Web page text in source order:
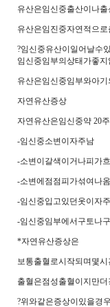
유산은임신중출산이나출
유산은임진중자연적으
?임신중유산이일어날수
임신중임부의상태가좋지
유산은임신중임부와아
자연유산증상
자연유산은임신중약 20
-임신중소변이자주남
-소변이갈색이거나피가
-소변에점점피가섞여나옴
-임신중입고있던옷이자
-임신중임부에서구토나
*자연유산증상은
보통출혈로시작되며몇
출혈은점성출혈이지만
?위와같은증상이있을경